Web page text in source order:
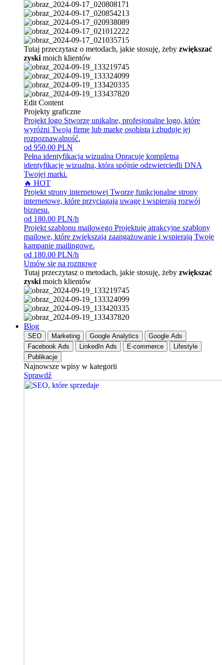
Tutaj przeczytasz o metodach, jakie stosuję, żeby zwiększać
zyski moich klientów
Edit Content
Projekty graficzne
Projekt logo Stworzę unikalne, profesjonalne logo, które
wyróżni Twoją firmę lub markę osobistą i zbuduje jej
rozpoznawalność.
od 950.00 PLN
Pełna identyfikacja wizualna Opracuję kompletną
identyfikację wizualną, która spójnie odzwierciedli DNA
Twojej marki.
🔥 HOT
Projekt strony internetowej Tworzę funkcjonalne strony
internetowe, które przyciągają uwagę i wspierają rozwój
biznesu.
od 180.00 PLN/h
Projekt szablonu mailowego Projektuję atrakcyjne szablony
mailowe, które zwiększają zaangażowanie i wspierają Twoje
kampanie mailingowe.
od 180.00 PLN/h
Umów się na rozmowę
Tutaj przeczytasz o metodach, jakie stosuję, żeby zwiększać
zyski moich klientów
Blog
SEO Marketing Google Analytics
Google Ads
Facebook Ads
LinkedIn Ads E-commerce
Lifestyle
Publikacje
Najnowsze wpisy w kategorii
Sprawdź